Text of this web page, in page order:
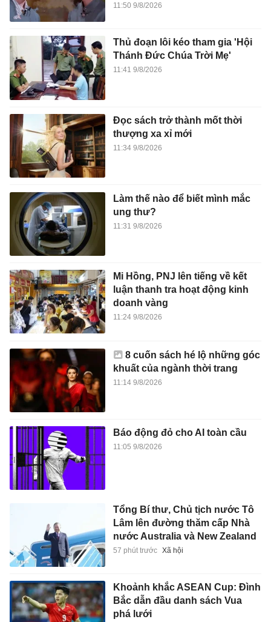
11:50 9/8/2026
Thủ đoạn lôi kéo tham gia 'Hội
Thánh Đức Chúa Trời Mẹ'
11:41 9/8/2026
Đọc sách trở thành mốt thời
thượng xa xỉ mới
11:34 9/8/2026
Làm thế nào để biết mình mắc
ung thư?
11:31 9/8/2026
Mi Hồng, PNJ lên tiếng về kết
luận thanh tra hoạt động kinh
doanh vàng
11:24 9/8/2026
8 cuốn sách hé lộ những góc
khuất của ngành thời trang
11:14 9/8/2026
Báo động đỏ cho AI toàn cầu
11:05 9/8/2026
Tổng Bí thư, Chủ tịch nước Tô
Lâm lên đường thăm cấp Nhà
nước Australia và New Zealand
57 phút trước Xã hội
Khoảnh khắc ASEAN Cup: Đình
Bắc dẫn đầu danh sách Vua
phá lưới